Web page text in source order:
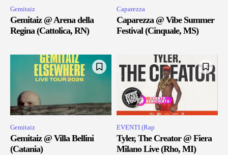
Gemitaiz
Gemitaiz @ Arena della
Regina (Cattolica, RN)
Caparezza
Caparezza @ Vibe Summer
Festival (Cinquale, MS)
Gemitaiz
Gemitaiz @ Villa Bellini
(Catania)
EVENTI (Rap
Tyler, The Creator @ Fiera
Milano Live (Rho, MI)